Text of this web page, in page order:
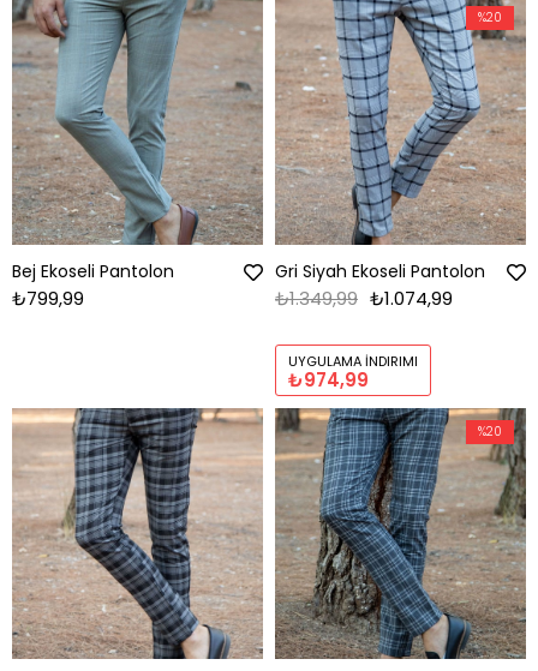
Bej Ekoseli Pantolon
₺799,99
Gri Siyah Ekoseli Pantolon
₺1.074,99
₺1.349,99
UYGULAMA İNDIRIMI
₺974,99
%20
%20